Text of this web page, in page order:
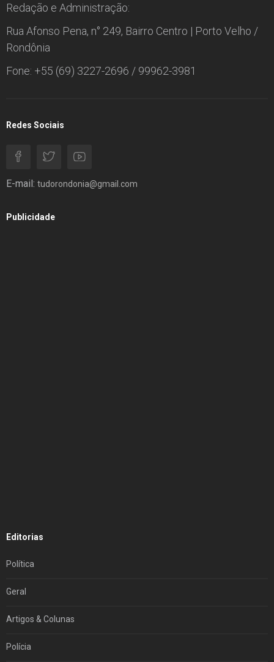
Redação e Administração:
Rua Afonso Pena, n° 249, Bairro Centro | Porto Velho /
Rondônia
Fone: +55 (69) 3227-2696 / 99962-3981
Redes Sociais
E-mail: tudorondonia@gmail.com
Publicidade
Editorias
Política
Geral
Artigos & Colunas
Polícia